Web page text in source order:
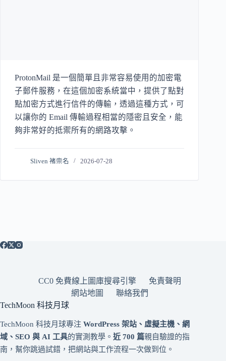
ProtonMail 是一個簡單且非常容易使用的加密電
子郵件服務，在這個加密系統當中，提供了點對
點加密方式進行信件的傳輸，透過這種方式，可
以讓你的 Email 傳輸過程相當的隱密且安全，能
夠非常好的抵禦所有的網路攻擊。
Sliven 褚崇名 2026-07-28
CC0 免費線上圖庫搜尋引擎
免責聲明
網站地圖
聯絡我們
TechMoon 科技月球
TechMoon 科技月球專注 WordPress 架站、虛擬主機、網
域、SEO 與 AI 工具的實測教學。 近 700 篇親自驗證的指
南，幫你跳過試錯，把網站與工作流程一次做到位。